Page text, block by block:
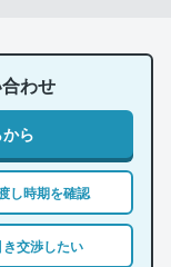
わせ
ら
し時期を確認
き交渉したい